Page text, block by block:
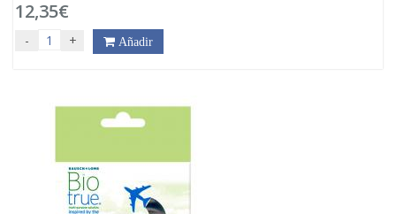
12,35€
- + Añadir